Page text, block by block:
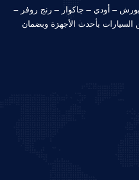
– أودي – جاكوار – رنج روفر –
بأحدث الأجهزة وبضمان